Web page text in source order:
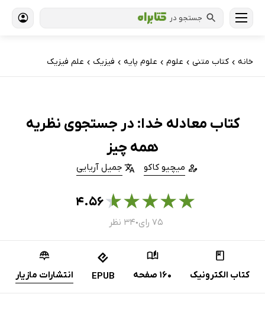
جستجو در
خانه › کتاب‌ متنی › علوم › علوم پایه › فیزیک › علم فیزیک
کتاب معادله خدا: در جستجوی نظریه‌
همه چیز
میچیو کاکو جمیل آریایی
★
★
★
★
★۴.۵۶
۷۵ رای ● ۳۴ نظر
کتاب الکترونیک 160 صفحه EPUB انتشارات مازیار